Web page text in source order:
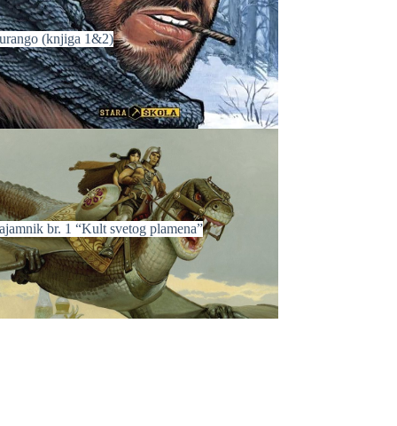
(knjiga 1&2)
br. 1 “Kult svetog plamena”